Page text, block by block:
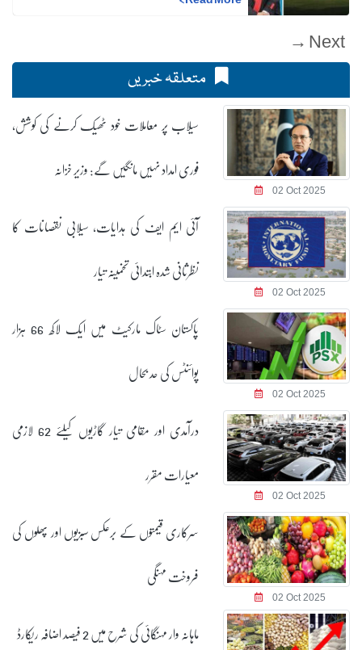
Next →
متعلقہ خبریں
02 Oct 2025
سیلاب پر معاملات خود ٹھیک کرنے کی کوشش،
فوری امداد نہیں مانگیں گے: وزیر خزانہ
02 Oct 2025
آئی ایم ایف کی ہدایات، سیلابی نقصانات کا
نظرثانی شدہ ابتدائی تخمینہ تیار
02 Oct 2025
پاکستان سٹاک مارکیٹ میں ایک لاکھ 66 ہزار
پوائنٹس کی حد بحال
02 Oct 2025
درآمدی اور مقامی تیار گاڑیوں کیلئے 62 لازمی
معیارات مقرر
02 Oct 2025
سرکاری قیمتوں کے برعکس سبزیوں اور پھلوں کی
فروخت مہنگی
ماہانہ وار مہنگائی کی شرح میں 2 فیصد اضافہ ریکارڈ